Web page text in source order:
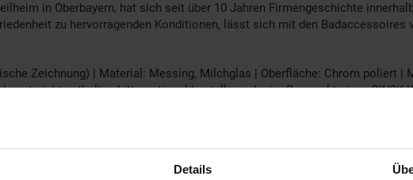
Details
in Oberbayern, hat sich seit über 10 Jahren Firmengeschichte
zu hervorragenden Konditionen, lässt sich mit den Badaccessoires
Zeichnung) | Material: Messing, Milchglas | Oberfläche: Chrom poliert
nicht enthalten bitte optional bestellen oder im Baumarkt einen 2K/3K
3M Stripes (wenn benötigt enthalten), Klebeset (wenn "zum Kleben" bitte
Montage Hinweis!